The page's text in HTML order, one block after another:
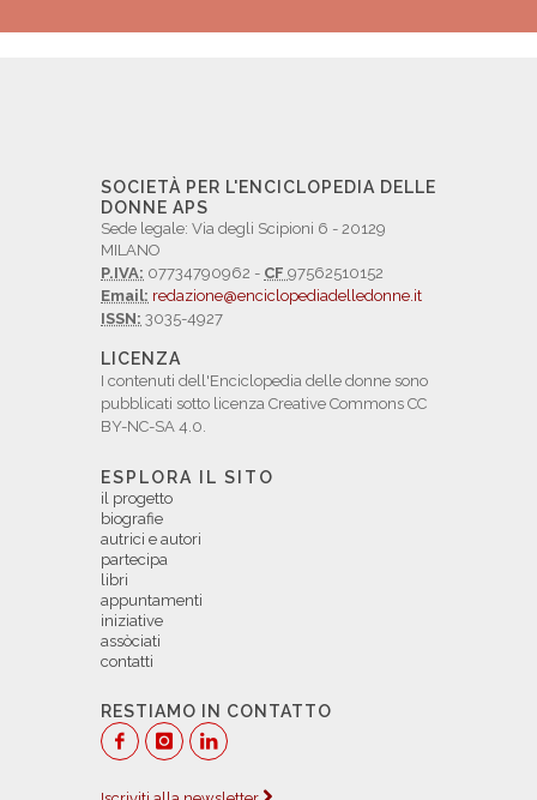
SOCIETÀ PER L'ENCICLOPEDIA DELLE
DONNE APS
Sede legale: Via degli Scipioni 6 - 20129
MILANO
P.IVA: 07734790962 - CF 97562510152
Email: redazione@enciclopediadelledonne.it
ISSN: 3035-4927
LICENZA
I contenuti dell'Enciclopedia delle donne sono
pubblicati sotto licenza Creative Commons CC
BY-NC-SA 4.0.
ESPLORA IL SITO
il progetto
biografie
autrici e autori
partecipa
libri
appuntamenti
iniziative
assòciati
contatti
RESTIAMO IN CONTATTO